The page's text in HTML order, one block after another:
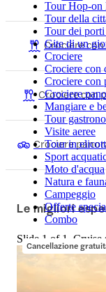
Tour Hop-
Tour della
Tour dei
Gite di un
Crociere
Crociere con
Crociere con
Crociere
Mangiare e
Tour
Visite aeree
Tour in
Sport
Moto d'acqua
Natura e
Campeggio
Offerte
Combo
Crociere con
Crociere con
Crociere
Le migliori
Cancellazione
Slide 1 of 1, Cruise